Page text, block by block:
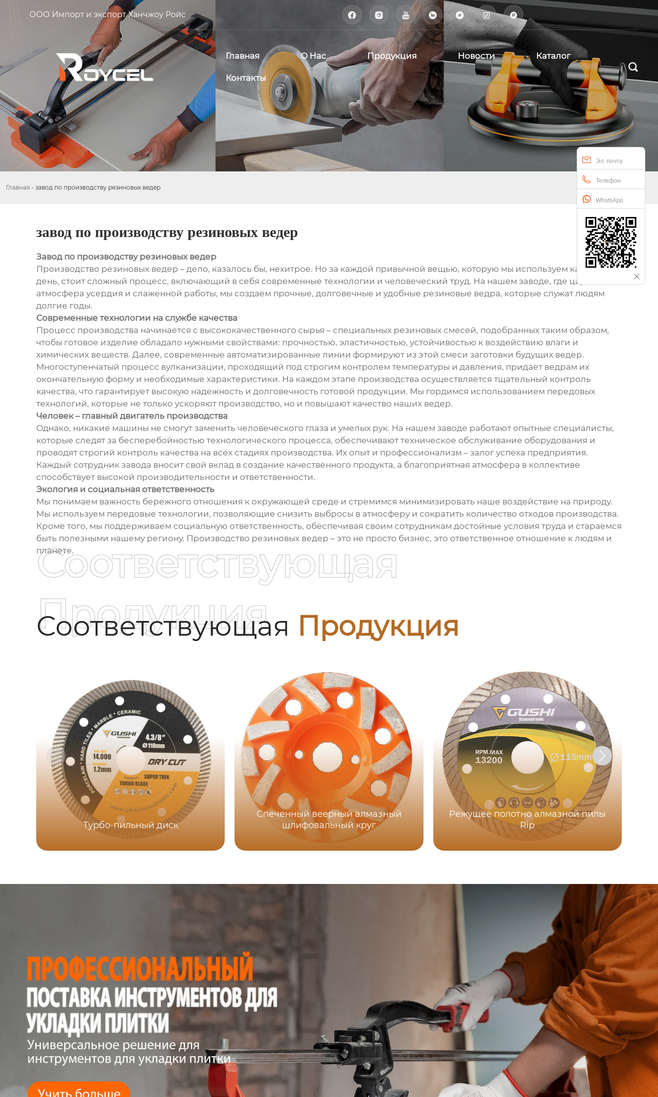
ООО Импорт и экспорт Ханчжоу Ройс       
Главная О Нас Продукция Новости Каталог
Контакты

Эл. почта
Телефон
WhatsApp
Главная - завод по производству резиновых ведер
завод по производству резиновых ведер
Завод по производству резиновых ведер
Производство резиновых ведер – дело, казалось бы, нехитрое. Но за каждой привычной вещью, которую мы используем каждый
день, стоит сложный процесс, включающий в себя современные технологии и человеческий труд. На нашем заводе, где царит
атмосфера усердия и слаженной работы, мы создаем прочные, долговечные и удобные резиновые ведра, которые служат людям
долгие годы.
Современные технологии на службе качества
Процесс производства начинается с высококачественного сырья – специальных резиновых смесей, подобранных таким образом,
чтобы готовое изделие обладало нужными свойствами: прочностью, эластичностью, устойчивостью к воздействию влаги и
химических веществ. Далее, современные автоматизированные линии формируют из этой смеси заготовки будущих ведер.
Многоступенчатый процесс вулканизации, проходящий под строгим контролем температуры и давления, придает ведрам их
окончательную форму и необходимые характеристики. На каждом этапе производства осуществляется тщательный контроль
качества, что гарантирует высокую надежность и долговечность готовой продукции. Мы гордимся использованием передовых
технологий, которые не только ускоряют производство, но и повышают качество наших ведер.
Человек – главный двигатель производства
Однако, никакие машины не смогут заменить человеческого глаза и умелых рук. На нашем заводе работают опытные специалисты,
которые следят за бесперебойностью технологического процесса, обеспечивают техническое обслуживание оборудования и
проводят строгий контроль качества на всех стадиях производства. Их опыт и профессионализм – залог успеха предприятия.
Каждый сотрудник завода вносит свой вклад в создание качественного продукта, а благоприятная атмосфера в коллективе
способствует высокой производительности и ответственности.
Экология и социальная ответственность
Мы понимаем важность бережного отношения к окружающей среде и стремимся минимизировать наше воздействие на природу.
Мы используем передовые технологии, позволяющие снизить выбросы в атмосферу и сократить количество отходов производства.
Кроме того, мы поддерживаем социальную ответственность, обеспечивая своим сотрудникам достойные условия труда и стараемся
быть полезными нашему региону. Производство резиновых ведер – это не просто бизнес, это ответственное отношение к людям и
планете.
Соответствующая Продукция
Соответствующая
Продукция
Турбо-пильный диск
Спеченный веерный алмазный
шлифовальный круг
Режущее полотно алмазной пилы
Rip